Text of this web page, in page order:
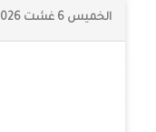
الخميس 6 غشت 2026